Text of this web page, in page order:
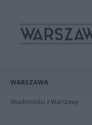
WARSZAWA
Wiadomości z Warszawy